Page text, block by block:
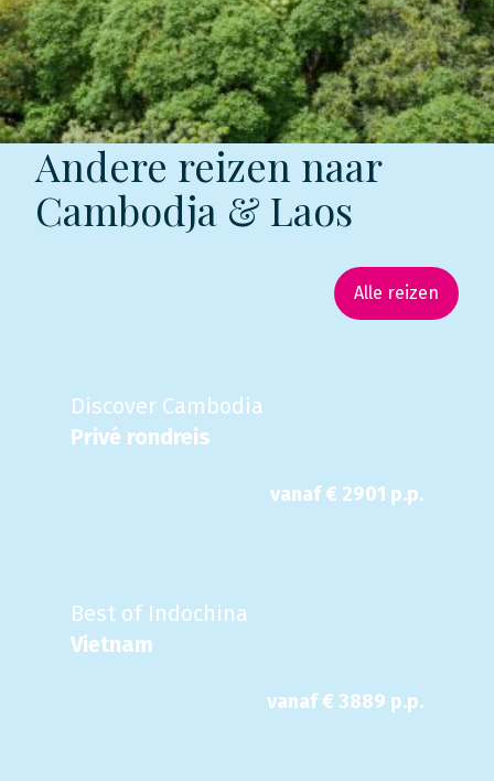
Andere reizen naar
Cambodja & Laos
Alle reizen
Discover Cambodia
Privé rondreis
vanaf € 2901 p.p.
Best of Indochina
Vietnam
vanaf € 3889 p.p.